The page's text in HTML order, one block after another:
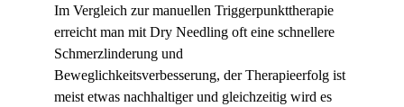
Im Vergleich zur manuellen Triggerpunkttherapie
erreicht man mit Dry Needling oft eine schnellere
Schmerzlinderung und
Beweglichkeitsverbesserung, der Therapieerfolg ist
meist etwas nachhaltiger und gleichzeitig wird es